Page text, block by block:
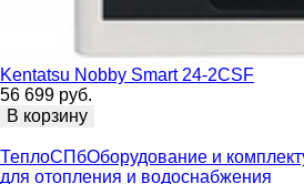
Kentatsu Nobby Smart 24-2CSF
56 699 руб.
В корзину
ТеплоСПбОборудование и
для отопления и водоснабжения